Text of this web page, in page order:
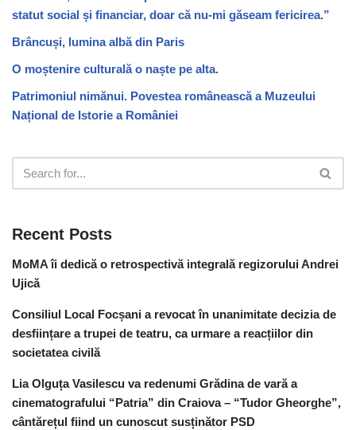
statut social și financiar, doar că nu-mi găseam fericirea.”
Brâncuși, lumina albă din Paris
O moștenire culturală o naște pe alta.
Patrimoniul nimănui. Povestea românească a Muzeului
Național de Istorie a României
Recent Posts
MoMA îi dedică o retrospectivă integrală regizorului Andrei
Ujică
Consiliul Local Focșani a revocat în unanimitate decizia de
desființare a trupei de teatru, ca urmare a reacțiilor din
societatea civilă
Lia Olguța Vasilescu va redenumi Grădina de vară a
cinematografului “Patria” din Craiova – “Tudor Gheorghe”,
cântărețul fiind un cunoscut susținător PSD